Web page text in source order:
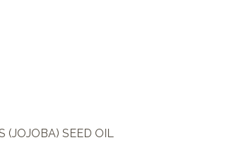
(JOJOBA) SEED OIL